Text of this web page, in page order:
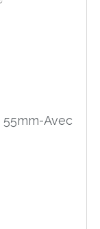
Avec